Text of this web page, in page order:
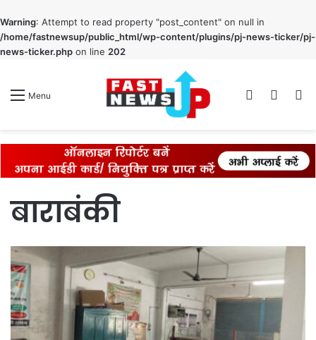
Warning: Attempt to read property "post_content" on null in
/home/fastnewsup/public_html/wp-content/plugins/pj-news-ticker/pj-
news-ticker.php on line 202
Menu
Switch
Log
बाराबंकी